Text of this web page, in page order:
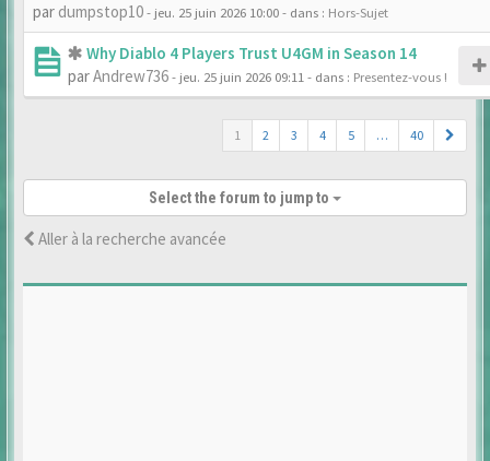
par dumpstop10- jeu. 25 juin 2026 10:00- dans : Hors-Sujet
Why Diablo 4 Players Trust U4GM in Season 14
parAndrew736- jeu. 25 juin 2026 09:11 - dans : Presentez-vous !
1 2 3 4 5 … 40
Select the forum to jump to
Aller à la recherche avancée